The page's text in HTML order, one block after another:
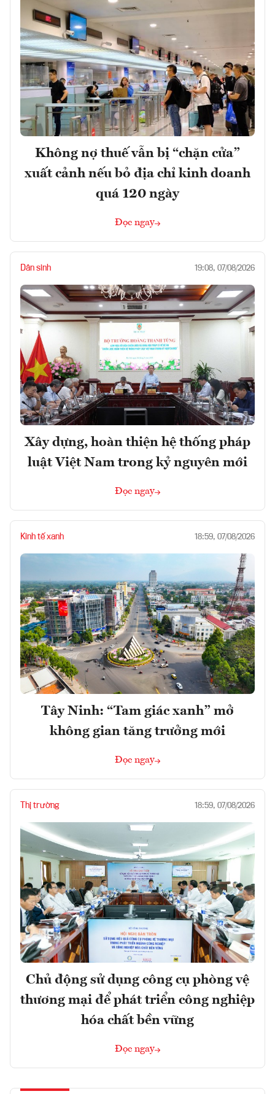
Không nợ thuế vẫn bị “chặn cửa”
xuất cảnh nếu bỏ địa chỉ kinh doanh
quá 120 ngày
Đọc ngay
Dân sinh 19:08, 07/08/2026
Xây dựng, hoàn thiện hệ thống pháp
luật Việt Nam trong kỷ nguyên mới
Đọc ngay
Kinh tế xanh 18:59, 07/08/2026
Tây Ninh: “Tam giác xanh” mở
không gian tăng trưởng mới
Đọc ngay
Thị trường 18:59, 07/08/2026
Chủ động sử dụng công cụ phòng vệ
thương mại để phát triển công nghiệp
hóa chất bền vững
Đọc ngay